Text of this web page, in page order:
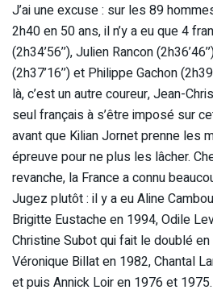
J’ai une excuse : sur les 89
2h40 en 50 ans, il n’y a eu que 4
(2h34’56’’), Julien Rancon
(2h37’16’’) et Philippe Gachon
là, c’est un autre coureur, Jean-
seul français à s’être imposé sur
avant que Kilian Jornet prenne les
épreuve pour ne plus les lâcher.
revanche, la France a connu
Jugez plutôt : il y a eu Aline
Brigitte Eustache en 1994, Odile
Christine Subot qui fait le doublé
Véronique Billat en 1982, Chantal
et puis Annick Loir en 1976 et 1975.